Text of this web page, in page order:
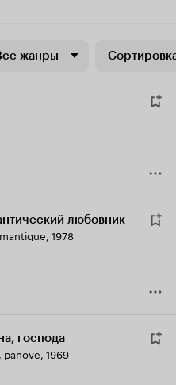
жанры
любовник
, 1978
господа
panove, 1969